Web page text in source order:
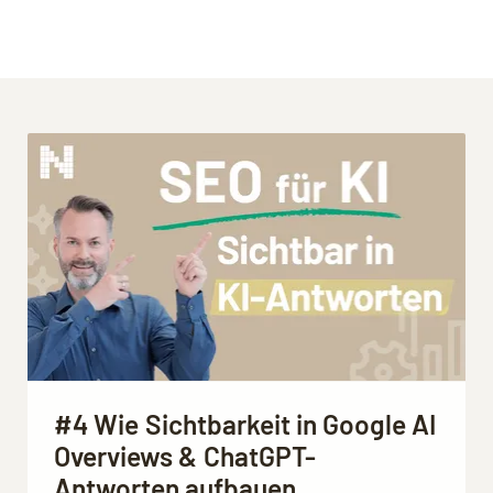
#4 Wie Sichtbarkeit in Google AI
Overviews & ChatGPT-